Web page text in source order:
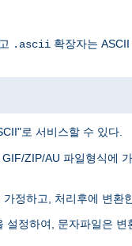
.ascii 확장자는 ASCII
로 서비스할 수 있다.
GIF/ZIP/AU 파일형식에
정하고, 처리후에 변환
정하여, 문자파일은